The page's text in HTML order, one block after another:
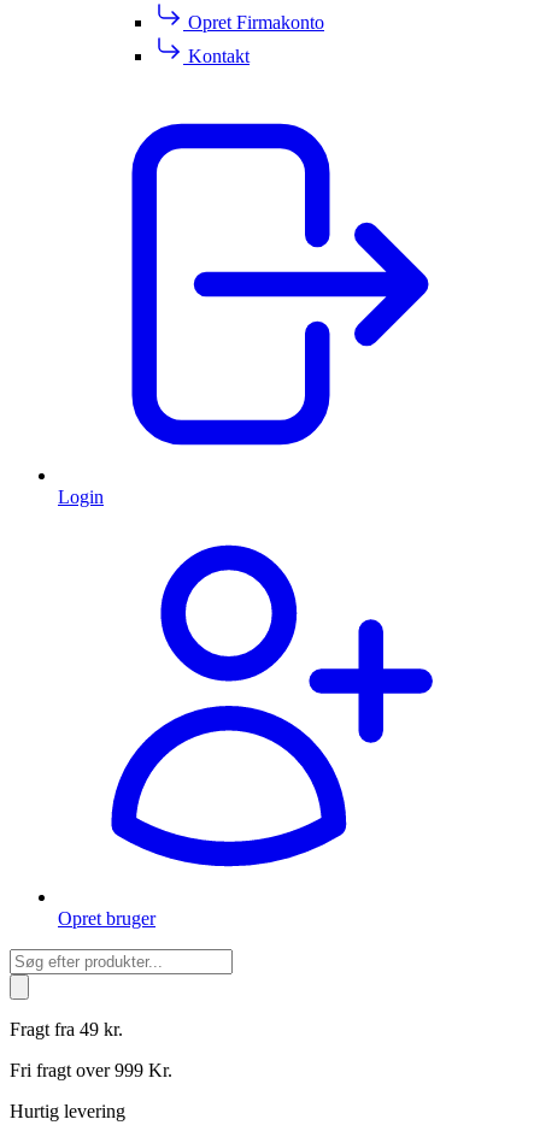
Opret Firmakonto
Kontakt
Login
Opret bruger
Products
search
Fragt fra 49 kr.
Fri fragt over 999 Kr.
Hurtig levering